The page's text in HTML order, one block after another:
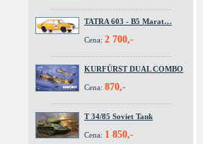
TATRA 603 - B5 Marat…
Cena: 2 700,-
KURFÜRST DUAL COMBO
Cena: 870,-
T 34/85 Soviet Tank
Cena: 1 850,-